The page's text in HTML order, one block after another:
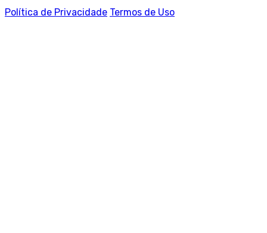
Política de Privacidade Termos de Uso